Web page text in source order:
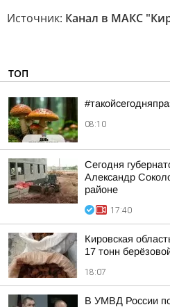
Источник: Канал в МАКС
ТОП
08:10
Сегодня
Александр
районе
17:40
Кировская
17 тонн
18:07
В УМВД России